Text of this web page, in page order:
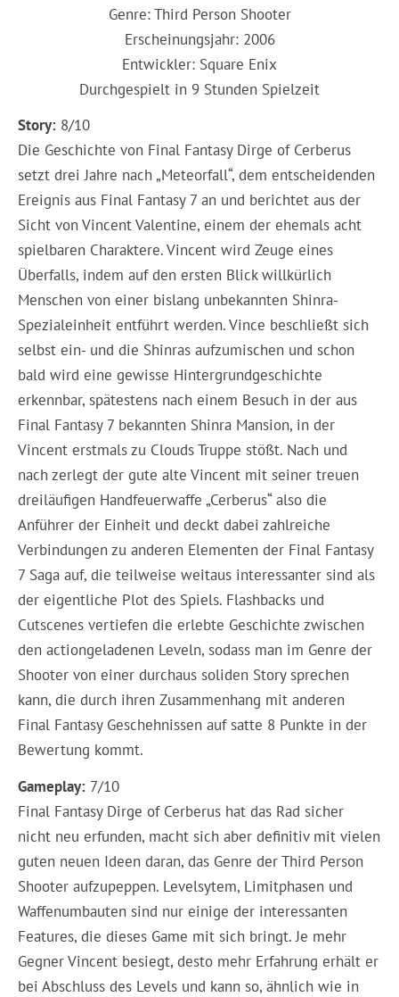
Genre: Third Person Shooter
Erscheinungsjahr: 2006
Entwickler: Square Enix
Durchgespielt in 9 Stunden Spielzeit
Story: 8/10
Die Geschichte von Final Fantasy Dirge of Cerberus
setzt drei Jahre nach „Meteorfall“, dem entscheidenden
Ereignis aus Final Fantasy 7 an und berichtet aus der
Sicht von Vincent Valentine, einem der ehemals acht
spielbaren Charaktere. Vincent wird Zeuge eines
Überfalls, indem auf den ersten Blick willkürlich
Menschen von einer bislang unbekannten Shinra-
Spezialeinheit entführt werden. Vince beschließt sich
selbst ein- und die Shinras aufzumischen und schon
bald wird eine gewisse Hintergrundgeschichte
erkennbar, spätestens nach einem Besuch in der aus
Final Fantasy 7 bekannten Shinra Mansion, in der
Vincent erstmals zu Clouds Truppe stößt. Nach und
nach zerlegt der gute alte Vincent mit seiner treuen
dreiläufigen Handfeuerwaffe „Cerberus“ also die
Anführer der Einheit und deckt dabei zahlreiche
Verbindungen zu anderen Elementen der Final Fantasy
7 Saga auf, die teilweise weitaus interessanter sind als
der eigentliche Plot des Spiels. Flashbacks und
Cutscenes vertiefen die erlebte Geschichte zwischen
den actiongeladenen Leveln, sodass man im Genre der
Shooter von einer durchaus soliden Story sprechen
kann, die durch ihren Zusammenhang mit anderen
Final Fantasy Geschehnissen auf satte 8 Punkte in der
Bewertung kommt.
Gameplay: 7/10
Final Fantasy Dirge of Cerberus hat das Rad sicher
nicht neu erfunden, macht sich aber definitiv mit vielen
guten neuen Ideen daran, das Genre der Third Person
Shooter aufzupeppen. Levelsytem, Limitphasen und
Waffenumbauten sind nur einige der interessanten
Features, die dieses Game mit sich bringt. Je mehr
Gegner Vincent besiegt, desto mehr Erfahrung erhält er
bei Abschluss des Levels und kann so, ähnlich wie in